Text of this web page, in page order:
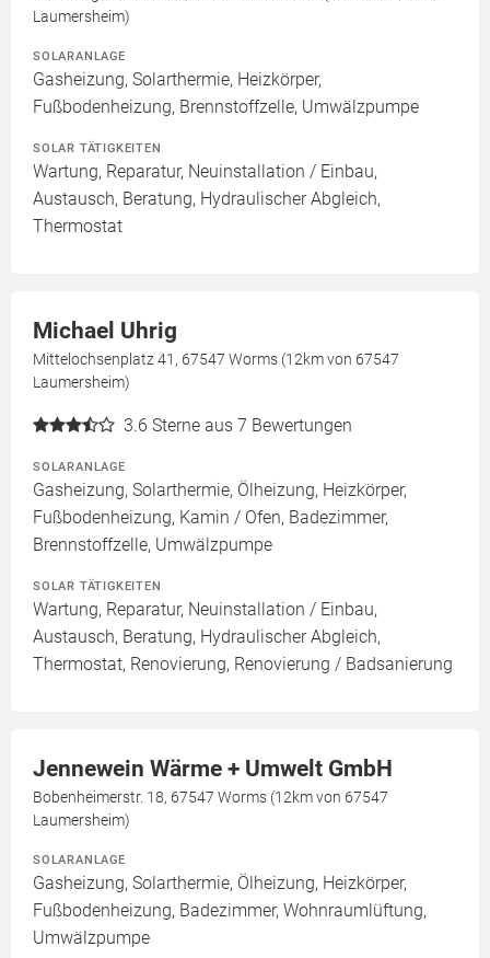
Laumersheim)
SOLARANLAGE
Gasheizung, Solarthermie, Heizkörper,
Fußbodenheizung, Brennstoffzelle, Umwälzpumpe
SOLAR TÄTIGKEITEN
Wartung, Reparatur, Neuinstallation / Einbau,
Austausch, Beratung, Hydraulischer Abgleich,
Thermostat
Michael Uhrig
Mittelochsenplatz 41, 67547 Worms (12km von 67547
Laumersheim)
3.6 Sterne aus 7 Bewertungen
SOLARANLAGE
Gasheizung, Solarthermie, Ölheizung, Heizkörper,
Fußbodenheizung, Kamin / Ofen, Badezimmer,
Brennstoffzelle, Umwälzpumpe
SOLAR TÄTIGKEITEN
Wartung, Reparatur, Neuinstallation / Einbau,
Austausch, Beratung, Hydraulischer Abgleich,
Thermostat, Renovierung, Renovierung / Badsanierung
Jennewein Wärme + Umwelt GmbH
Bobenheimerstr. 18, 67547 Worms (12km von 67547
Laumersheim)
SOLARANLAGE
Gasheizung, Solarthermie, Ölheizung, Heizkörper,
Fußbodenheizung, Badezimmer, Wohnraumlüftung,
Umwälzpumpe